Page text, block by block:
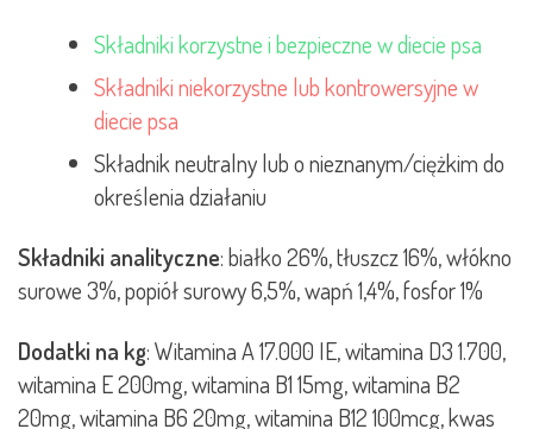
Składniki korzystne i bezpieczne w diecie psa
Składniki niekorzystne lub kontrowersyjne w
diecie psa
Składnik neutralny lub o nieznanym/ciężkim do
określenia działaniu
Składniki analityczne:białko 26%, tłuszcz 16%, włókno
surowe 3%, popiół surowy 6,5%, wapń 1,4%, fosfor 1%
Dodatki na kg:Witamina A 17.000 IE, witamina D3 1.700,
witamina E 200mg, witamina B1 15mg, witamina B2
20mg, witamina B6 20mg, witamina B12 100mcg, kwas